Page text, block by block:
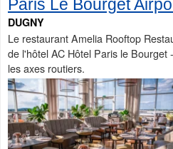
Paris Le Bourget
DUGNY
Le restaurant Amelia Rooftop
de l'hôtel AC Hôtel Paris le Bourget
les axes routiers.